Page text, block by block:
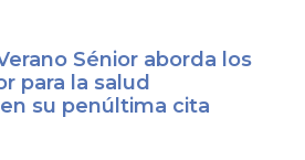
Sénior aborda los
para la salud
su penúltima cita